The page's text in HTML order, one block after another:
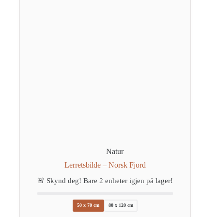
Natur
Lerretsbilde – Norsk Fjord
🚨 Skynd deg! Bare 2 enheter igjen på lager!
50 x 70 cm 80 x 120 cm